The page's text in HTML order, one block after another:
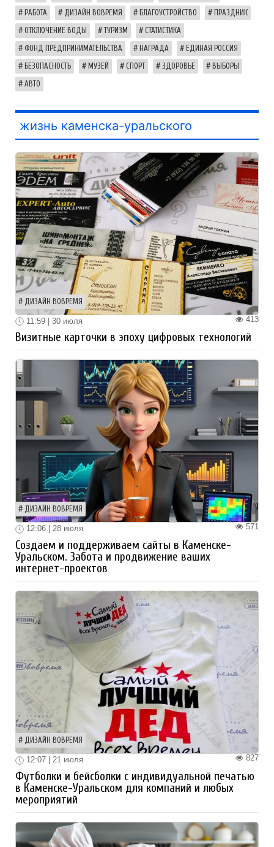
РАБОТА ДИЗАЙН ВОВРЕМЯ БЛАГОУСТРОЙСТВО ПРАЗДНИК
ОТКЛЮЧЕНИЕ ВОДЫ ТУРИЗМ СТАТИСТИКА
ФОНД ПРЕДПРИНИМАТЕЛЬСТВА НАГРАДА ЕДИНАЯ РОССИЯ
БЕЗОПАСНОСТЬ МУЗЕЙ СПОРТ ЗДОРОВЬЕ ВЫБОРЫ
АВТО
жизнь каменска-уральского
ДИЗАЙН ВОВРЕМЯ
413
11:59 | 30 июля
Визитные карточки в эпоху цифровых технологий
ДИЗАЙН ВОВРЕМЯ
571
12:06 | 28 июля
Создаем и поддерживаем сайты в Каменске-
Уральском. Забота и продвижение ваших
интернет-проектов
ДИЗАЙН ВОВРЕМЯ
827
12:07 | 21 июля
Футболки и бейсболки с индивидуальной печатью
в Каменске-Уральском для компаний и любых
мероприятий